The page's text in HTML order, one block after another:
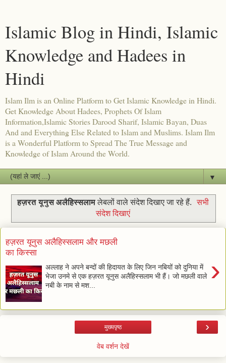
Islamic Blog in Hindi, Islamic
Knowledge and Hadees in
Hindi
Islam Ilm is an Online Platform to Get Islamic Knowledge in Hindi.
Get Knowledge About Hadees, Prophets Of Islam
Information,Islamic Stories Darood Sharif, Islamic Bayan, Duas
And and Everything Else Related to Islam and Muslims. Islam Ilm
is a Wonderful Platform to Spread The True Message and
Knowledge of Islam Around the World.
▼
हज़रत यूनुस अलैहिस्सलामलेबलों वाले संदेश दिखाए जा रहे हैं.
सभी
संदेश दिखाएं
हज़रत यूनुस अलैहिस्सलाम और मछली
का किस्सा
›
अल्लाह ने अपने बन्दों की हिदायत के लिए जिन नबियों को दुनिया में
भेजा उनमे से एक हज़रत यूनुस अलैहिस्सलाम भी हैं। जो मछली वाले
नबी के नाम से मश...
›
मुख्यपृष्ठ
वेब वर्शन देखें